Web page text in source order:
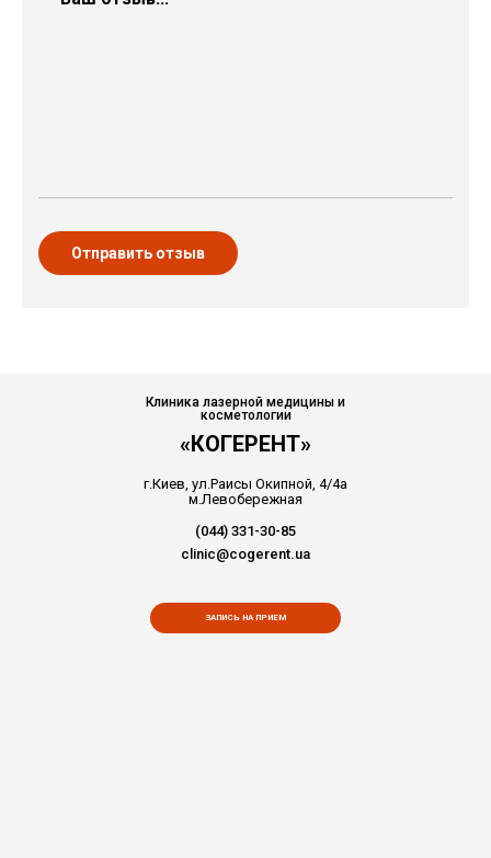
Отправить отзыв
Клиника лазерной медицины и
косметологии
«КОГЕРЕНТ»
г.Киев, ул.Раисы Окипной, 4/4а
м.Левобережная
(044) 331-30-85
clinic@cogerent.ua
ЗАПИСЬ НА ПРИЕМ